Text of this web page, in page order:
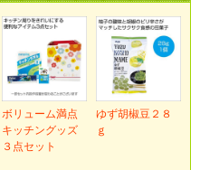
ボリューム満点
キッチングッズ
３点セット
ゆず胡椒豆２８
ｇ